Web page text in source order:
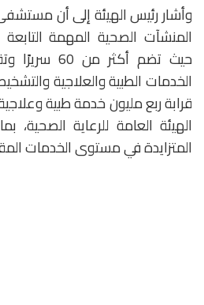
وأشار رئيس الهيئة إلى أن
المنشآت الصحية المهمة
حيث تضم
الخدمات الطبية والعلاجية
قرابة ربع مليون خدمة طبية
الهيئة العامة للرعاية
المتزايدة في مستوى الخدمات